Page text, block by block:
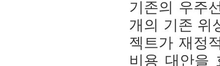
기존의 우주
개의 기존 위
젝트가 재정
비용 대안을